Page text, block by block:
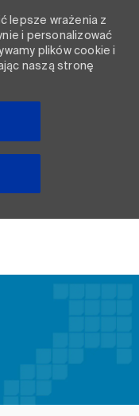
lepsze wrażenia z
i personalizować
plików cookie i
naszą stronę